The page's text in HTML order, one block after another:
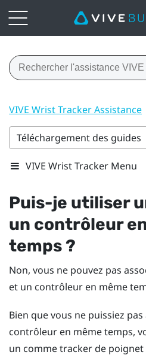
VIVE Wrist Tracker Assistance
Téléchargement des guides
VIVE Wrist Tracker Menu
Puis-je utiliser
un contrôleur
temps ?
Non, vous ne pouvez pas
et un contrôleur en même
Bien que vous ne puissiez
contrôleur en même temps,
un comme tracker de